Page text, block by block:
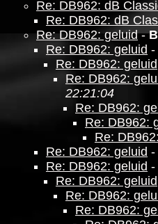
Re: DB962: dB
Re: DB962: dB
Re: DB962: geluid-
Re: DB962: geluid -
Re: DB962: geluid
Re: DB962:
22:21:04
Re: DB962:
Re: DB962:
Re:
Re: DB962: geluid -
Re: DB962: geluid -
Re: DB962: geluid
Re: DB962:
Re: DB962: